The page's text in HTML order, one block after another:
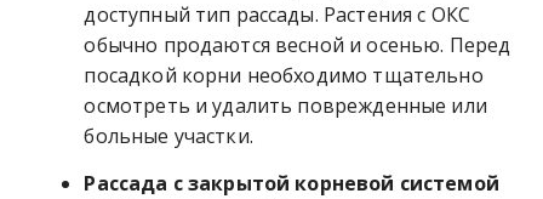
доступный тип рассады. Растения с ОКС
обычно продаются весной и осенью. Перед
посадкой корни необходимо тщательно
осмотреть и удалить поврежденные или
больные участки.
Рассада с закрытой корневой системой